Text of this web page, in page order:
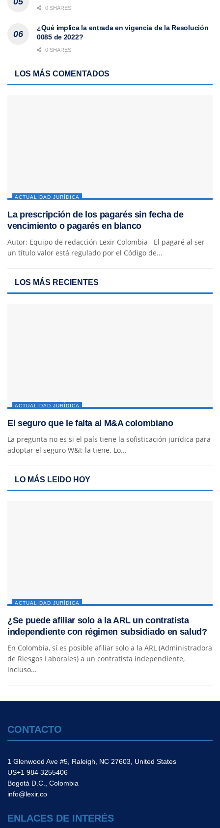
0 SHARES
¿Qué implica la entrada en vigencia de la Resolución
0085 de 2022?
0 SHARES
LOS MÁS COMENTADOS
ACTUALIDAD JURÍDICA
La prescripción de los pagarés sin fecha de
vencimiento o pagarés en blanco
Autor: Equipo de redacción Lexir Colombia El pagaré al ser
un título valor está regulado por el Código de...
LOS MÁS RECIENTES
ACTUALIDAD JURÍDICA
El seguro que le falta al M&A colombiano
La pregunta no es si el país tiene la sofisticación jurídica para
adoptar el seguro W&I; la tiene. Lo...
LO MÁS LEIDO HOY
ACTUALIDAD JURÍDICA
¿Se puede afiliar solo a la ARL un contratista
independiente con régimen subsidiado en salud?
En Colombia, sí es posible afiliar solo a la ARL (Administradora
de Riesgos Laborales) a un contratista independiente,
incluso...
CONTACTO
1 Glenwood Ave #5, Raleigh, NC 27603, United States
US+1 984 3255406
Bogotá D.C., Colombia
info@lexir.co
ENLACES DE INTERÉS